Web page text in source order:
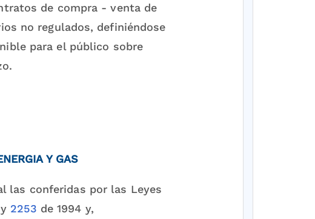
de compra - venta de
no regulados, definiéndose
para el público sobre
Y GAS
las conferidas por las Leyes
2253 de 1994 y,